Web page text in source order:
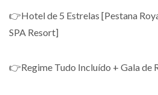
👉Hotel de 5 Estrelas [Pestana
SPA Resort]
👉Regime Tudo Incluído + Gala de